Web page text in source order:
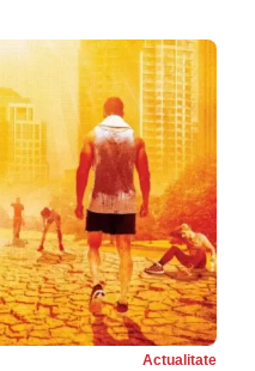
Actualitate